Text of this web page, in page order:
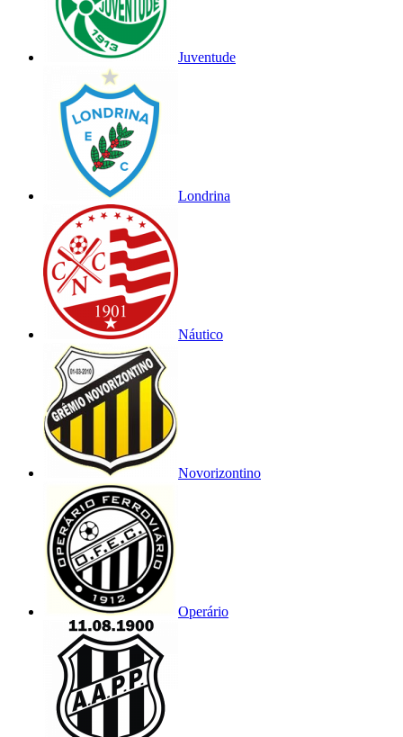
Juventude
Londrina
Náutico
Novorizontino
Operário